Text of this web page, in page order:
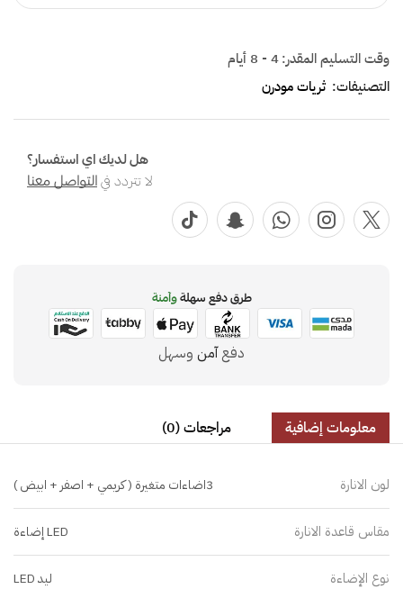
وقت التسليم المقدر:4 - 8 أيام
التصنيفات: ثريات مودرن
هل لديك اي استفسار؟
لا تتردد فيالتواصل معنا
طرق دفع سهلةوآمنة
دفعآمن وسهل
معلومات إضافية مراجعات (0)
لون الانارة 3اضاءات متغيرة ( كريمي + اصفر + ابيض )
مقاس قاعدة الانارة LED إضاءة
نوع الإضاءة ليد LED